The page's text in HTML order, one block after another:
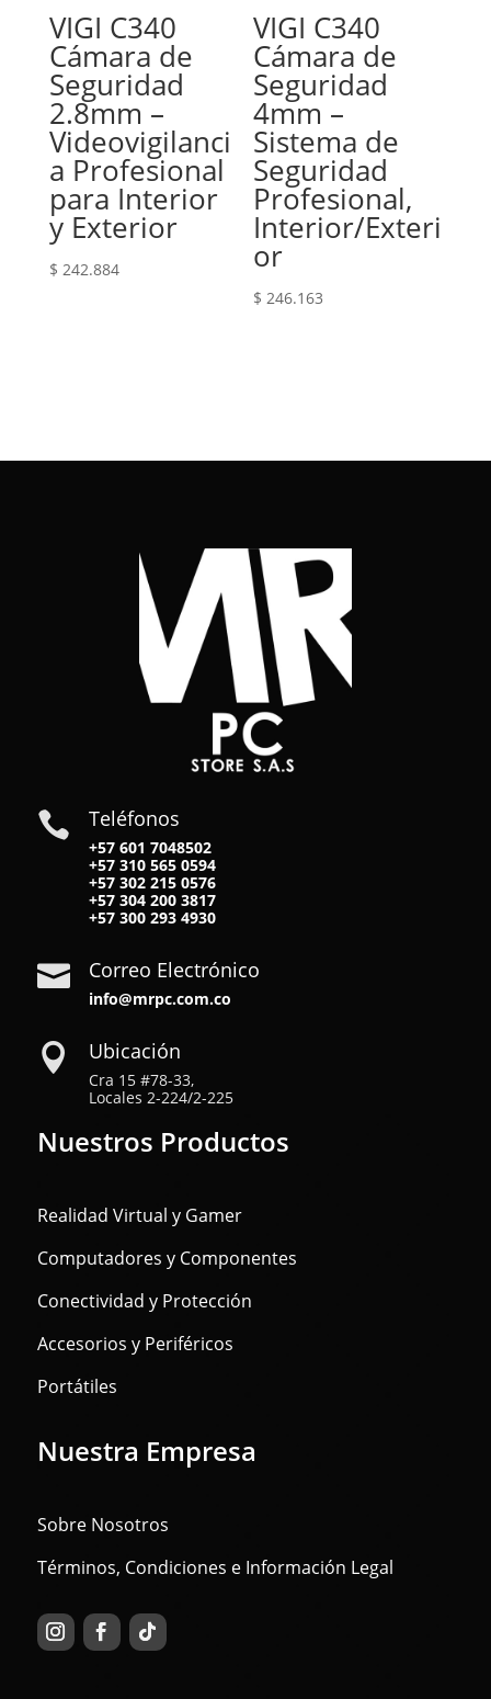
VIGI C340
Cámara de
Seguridad
2.8mm –
Videovigilanci
a Profesional
para Interior
y Exterior
$ 242.884
VIGI C340
Cámara de
Seguridad
4mm –
Sistema de
Seguridad
Profesional,
Interior/Exteri
or
$ 246.163
 Teléfonos
+57 601 7048502
+57310 565 0594
+57302 215 0576
+57304 200 3817
+57300 293 4930
 Correo Electrónico
info@mrpc.com.co
 Ubicación
Cra 15 #78-33,
Locales 2-224/2-225
Nuestros Productos
Realidad Virtual y Gamer
Computadores y Componentes
Conectividad y Protección
Accesorios y Periféricos
Portátiles
Nuestra Empresa
Sobre Nosotros
Términos, Condiciones e Información Legal